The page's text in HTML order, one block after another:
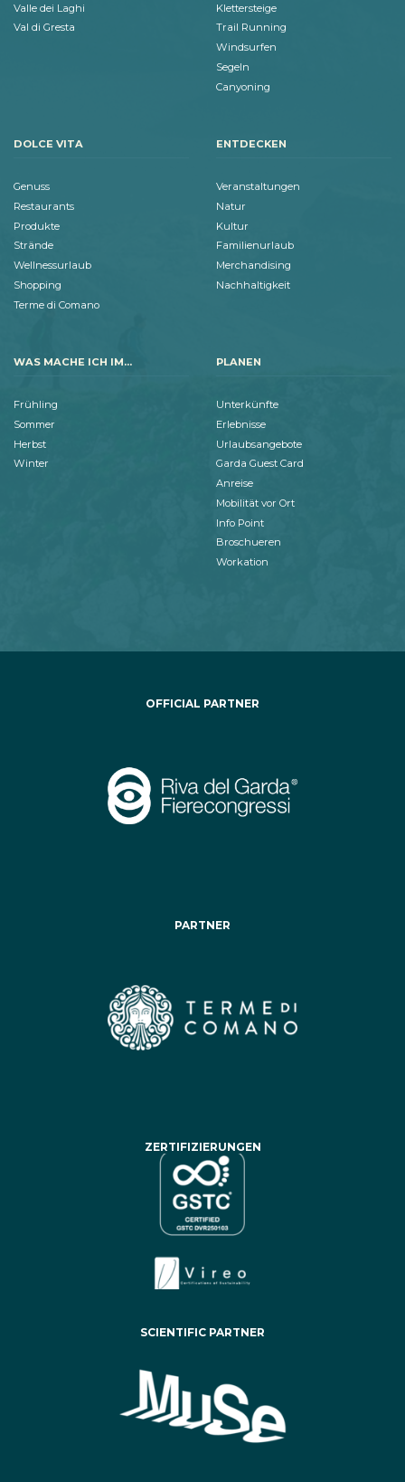
Valle dei Laghi
Val di Gresta
Klettersteige
Trail Running
Windsurfen
Segeln
Canyoning
DOLCE VITA
Genuss
Restaurants
Produkte
Strände
Wellnessurlaub
Shopping
Terme di Comano
ENTDECKEN
Veranstaltungen
Natur
Kultur
Familienurlaub
Merchandising
Nachhaltigkeit
WAS MACHE ICH IM...
Frühling
Sommer
Herbst
Winter
PLANEN
Unterkünfte
Erlebnisse
Urlaubsangebote
Garda Guest Card
Anreise
Mobilität vor Ort
Info Point
Broschueren
Workation
OFFICIAL PARTNER
PARTNER
ZERTIFIZIERUNGEN
SCIENTIFIC PARTNER